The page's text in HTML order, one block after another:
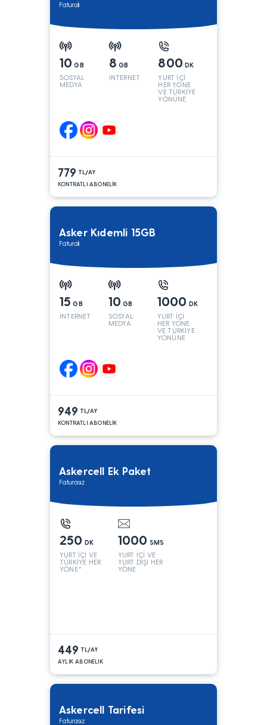
Faturalı
10 GB
SOSYAL
MEDYA
8 GB
İNTERNET
800 DK
YURT İÇİ
HER YÖNE
VE TÜRKİYE
YÖNÜNE
779 TL/AY
KONTRATLI ABONELİK
Asker Kıdemli 15GB
Faturalı
15 GB
İNTERNET
10 GB
SOSYAL
MEDYA
1000 DK
YURT İÇİ
HER YÖNE
VE TÜRKİYE
YÖNÜNE
949 TL/AY
KONTRATLI ABONELİK
Askercell Ek Paket
Faturasız
250 DK
YURT İÇİ VE
TÜRKİYE HER
YÖNE*
1000 SMS
YURT İÇİ VE
YURT DIŞI HER
YÖNE
449 TL/AY
AYLIK ABONELIK
Askercell Tarifesi
Faturasız